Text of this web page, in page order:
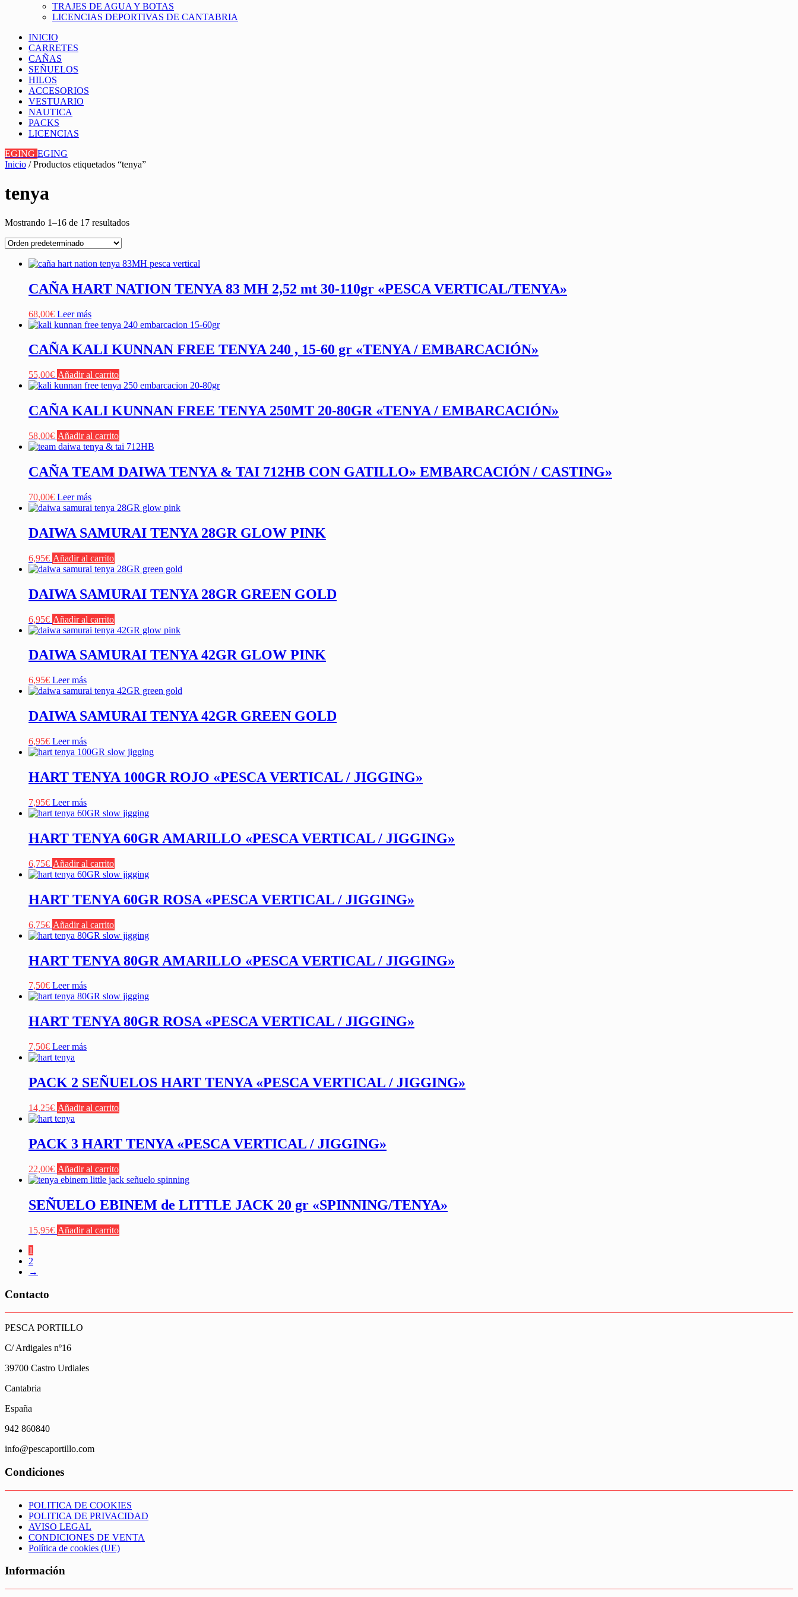
TRAJES DE AGUA Y BOTAS
LICENCIAS DEPORTIVAS DE CANTABRIA
INICIO
CARRETES
CAÑAS
SEÑUELOS
HILOS
ACCESORIOS
VESTUARIO
NAUTICA
PACKS
LICENCIAS
EGING EGING
Inicio / Productos etiquetados “tenya”
tenya
Mostrando 1–16 de 17 resultados
CAÑA HART NATION TENYA 83 MH 2,52 mt 30-110gr «PESCA VERTICAL/TENYA»
68,00€ Leer más
CAÑA KALI KUNNAN FREE TENYA 240 , 15-60 gr «TENYA / EMBARCACIÓN»
55,00€ Añadir al carrito
CAÑA KALI KUNNAN FREE TENYA 250MT 20-80GR «TENYA / EMBARCACIÓN»
58,00€ Añadir al carrito
CAÑA TEAM DAIWA TENYA & TAI 712HB CON GATILLO» EMBARCACIÓN / CASTING»
70,00€ Leer más
DAIWA SAMURAI TENYA 28GR GLOW PINK
6,95€ Añadir al carrito
DAIWA SAMURAI TENYA 28GR GREEN GOLD
6,95€ Añadir al carrito
DAIWA SAMURAI TENYA 42GR GLOW PINK
6,95€ Leer más
DAIWA SAMURAI TENYA 42GR GREEN GOLD
6,95€ Leer más
HART TENYA 100GR ROJO «PESCA VERTICAL / JIGGING»
7,95€ Leer más
HART TENYA 60GR AMARILLO «PESCA VERTICAL / JIGGING»
6,75€ Añadir al carrito
HART TENYA 60GR ROSA «PESCA VERTICAL / JIGGING»
6,75€ Añadir al carrito
HART TENYA 80GR AMARILLO «PESCA VERTICAL / JIGGING»
7,50€ Leer más
HART TENYA 80GR ROSA «PESCA VERTICAL / JIGGING»
7,50€ Leer más
PACK 2 SEÑUELOS HART TENYA «PESCA VERTICAL / JIGGING»
14,25€ Añadir al carrito
PACK 3 HART TENYA «PESCA VERTICAL / JIGGING»
22,00€ Añadir al carrito
SEÑUELO EBINEM de LITTLE JACK 20 gr «SPINNING/TENYA»
15,95€ Añadir al carrito
1
2
→
Contacto
PESCA PORTILLO
C/ Ardigales nº16
39700 Castro Urdiales
Cantabria
España
942 860840
info@pescaportillo.com
Condiciones
POLITICA DE COOKIES
POLITICA DE PRIVACIDAD
AVISO LEGAL
CONDICIONES DE VENTA
Política de cookies (UE)
Información